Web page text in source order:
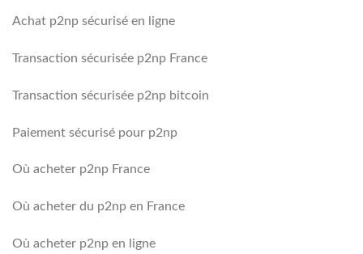
Achat p2np sécurisé en ligne
Transaction sécurisée p2np France
Transaction sécurisée p2np bitcoin
Paiement sécurisé pour p2np
Où acheter p2np France
Où acheter du p2np en France
Où acheter p2np en ligne